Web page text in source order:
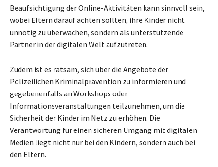
Beaufsichtigung der Online-Aktivitäten kann sinnvoll sein,
wobei Eltern darauf achten sollten, ihre Kinder nicht
unnötig zu überwachen, sondern als unterstützende
Partner in der digitalen Welt aufzutreten.
Zudem ist es ratsam, sich über die Angebote der
Polizeilichen Kriminalprävention zu informieren und
gegebenenfalls an Workshops oder
Informationsveranstaltungen teilzunehmen, um die
Sicherheit der Kinder im Netz zu erhöhen. Die
Verantwortung für einen sicheren Umgang mit digitalen
Medien liegt nicht nur bei den Kindern, sondern auch bei
den Eltern.